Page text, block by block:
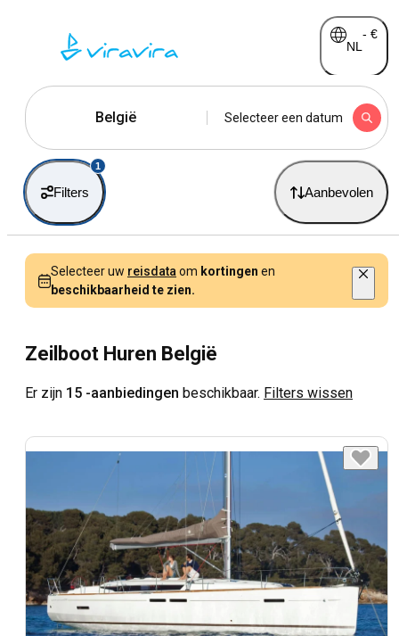
NL
- €
België Selecteer een datum
Filters
1
Aanbevolen
Selecteer uw reisdata om kortingen en
beschikbaarheid te zien.
Zeilboot Huren België
Er zijn 15 -aanbiedingen beschikbaar. Filters wissen